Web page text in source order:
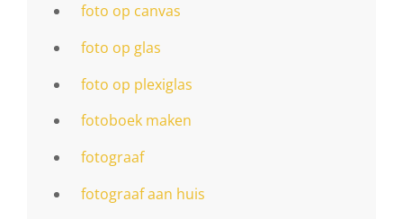
foto op canvas
foto op glas
foto op plexiglas
fotoboek maken
fotograaf
fotograaf aan huis